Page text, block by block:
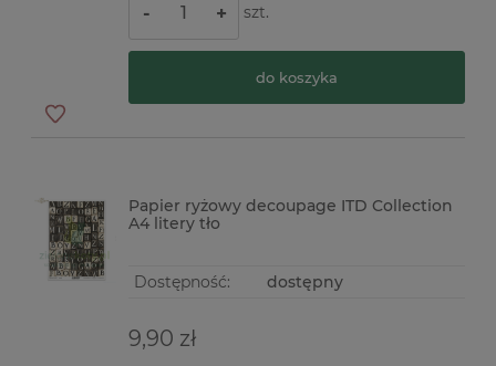
- + szt.
do koszyka
Papier ryżowy decoupage ITD Collection
A4 litery tło
Dostępność: dostępny
9,90 zł